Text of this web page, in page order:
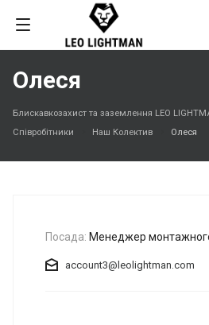
Олеся
Блискавкозахист та заземлення LEO
Співробітники
Наш Колектив Олеся
Посада: Менеджер
account3@leolightman.com